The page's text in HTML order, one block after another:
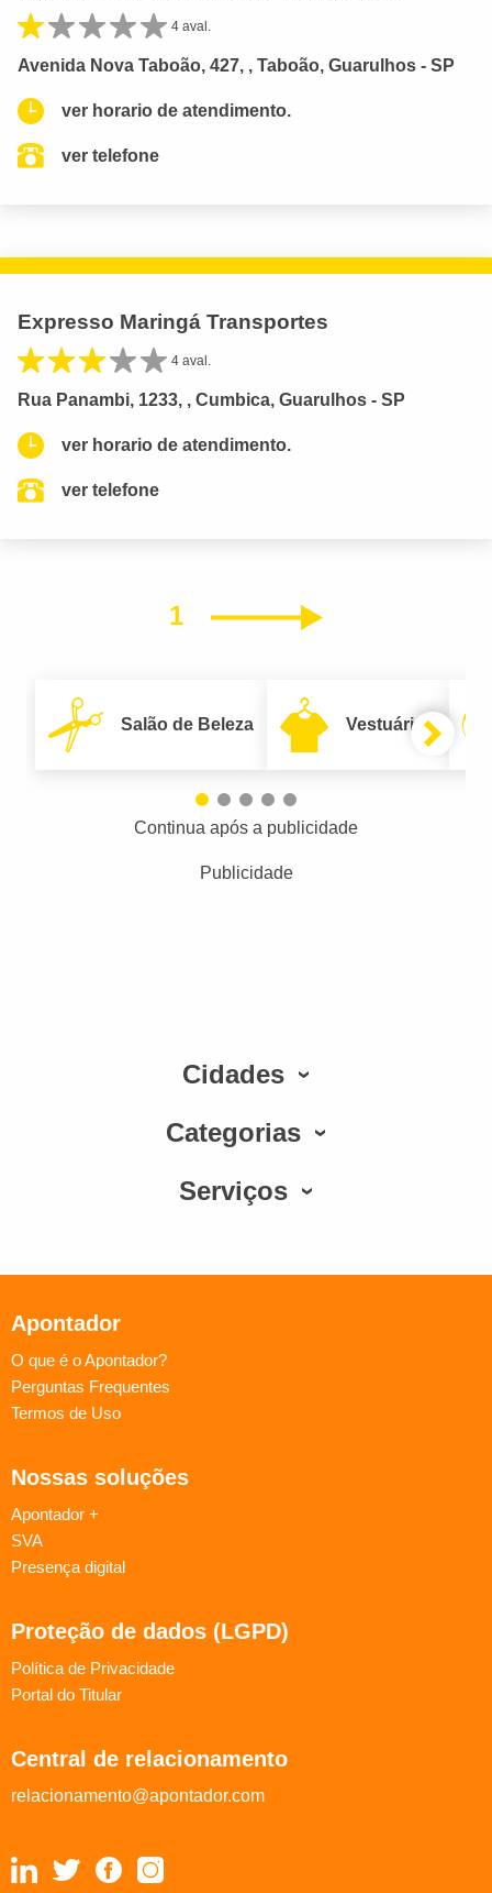
4 aval.
Avenida Nova Taboão, 427, , Taboão, Guarulhos - SP
ver horario de atendimento.
ver telefone
Expresso Maringá Transportes
4 aval.
Rua Panambi, 1233, , Cumbica, Guarulhos - SP
ver horario de atendimento.
ver telefone
1 Próximo
Salão de Beleza Vestuário
Continua após a publicidade
Publicidade
Cidades
Categorias
Serviços
Apontador
O que é o Apontador?
Perguntas Frequentes
Termos de Uso
Nossas soluções
Apontador +
SVA
Presença digital
Proteção de dados (LGPD)
Política de Privacidade
Portal do Titular
Central de relacionamento
relacionamento@apontador.com